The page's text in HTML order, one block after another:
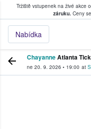
Tržiště vstupenek na živé akce
záruku.Ceny
Nabídka
kde fanoušci
ChayanneAtlanta
ne 20. 9. 2026 • 19:00 at